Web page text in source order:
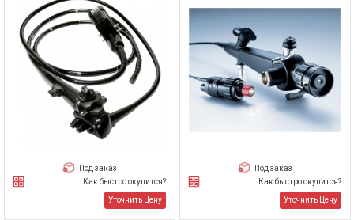
Под заказ
Как быстро окупится?
Уточнить Цену
Под заказ
Как быстро окупится?
Уточнить Цену